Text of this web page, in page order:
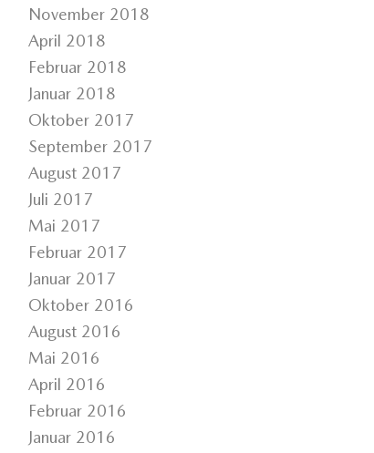
November 2018
April 2018
Februar 2018
Januar 2018
Oktober 2017
September 2017
August 2017
Juli 2017
Mai 2017
Februar 2017
Januar 2017
Oktober 2016
August 2016
Mai 2016
April 2016
Februar 2016
Januar 2016